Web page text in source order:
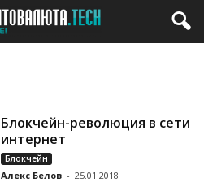
Блокчейн-революция в сети
интернет
Блокчейн
Алекс Белов - 25.01.2018